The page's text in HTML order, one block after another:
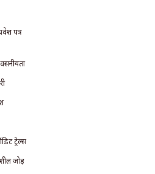
पत्र
ट्रेल्स
जोड़